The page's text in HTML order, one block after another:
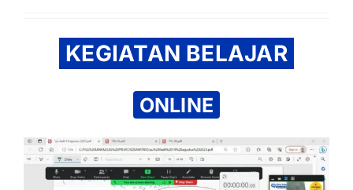
KEGIATAN BELAJAR
ONLINE